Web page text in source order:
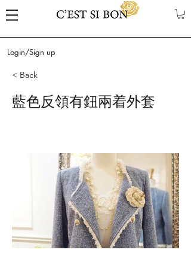
Login/Sign up
< Back
藍色反領有鈕兩着外套